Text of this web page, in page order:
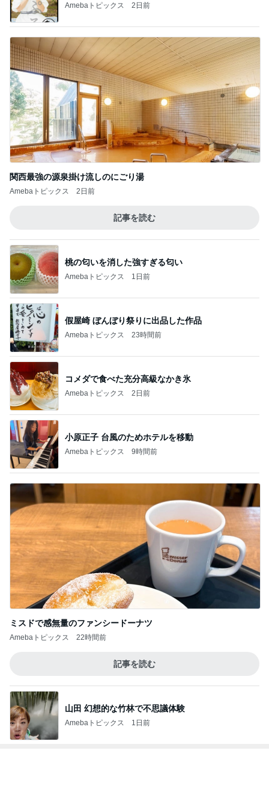
Amebaトピックス 2日前
関西最強の源泉掛け流しのにごり湯
Amebaトピックス 2日前
記事を読む
桃の匂いを消した強すぎる匂い
Amebaトピックス 1日前
假屋崎 ぼんぼり祭りに出品した作品
Amebaトピックス 23時間前
コメダで食べた充分高級なかき氷
Amebaトピックス 2日前
小原正子 台風のためホテルを移動
Amebaトピックス 9時間前
ミスドで感無量のファンシードーナツ
Amebaトピックス 22時間前
記事を読む
山田 幻想的な竹林で不思議体験
Amebaトピックス 1日前